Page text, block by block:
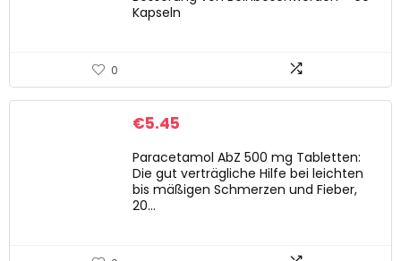
Kapseln
0
€5.45
Paracetamol AbZ 500 mg Tabletten:
Die gut verträgliche Hilfe bei leichten
bis mäßigen Schmerzen und Fieber,
20…